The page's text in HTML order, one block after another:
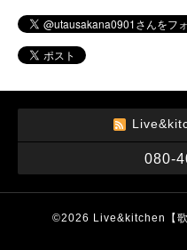
080-
©2026 Live&kitchen【歌